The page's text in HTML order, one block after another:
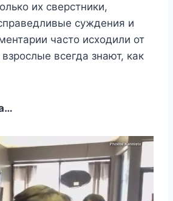
их сверстники,
суждения и
часто исходили от
всегда знают, как